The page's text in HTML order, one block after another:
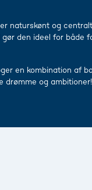
naturskønt og
den ideel for
en kombination af
drømme og ambitioner!